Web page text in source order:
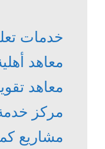
خدمات
معاهد
معاهد
مركز
مشاريع